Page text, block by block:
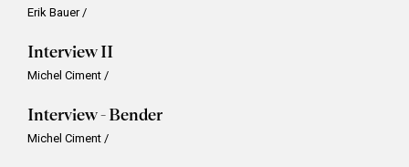
Erik Bauer/
Interview II
Michel Ciment /
Interview - Bender
Michel Ciment /